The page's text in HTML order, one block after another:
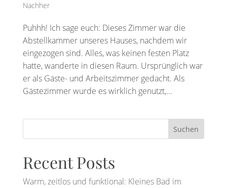
Nachher
Puhhh! Ich sage euch: Dieses Zimmer war die
Abstellkammer unseres Hauses, nachdem wir
eingezogen sind. Alles, was keinen festen Platz
hatte, wanderte in diesen Raum. Ursprünglich war
er als Gäste- und Arbeitszimmer gedacht. Als
Gästezimmer wurde es wirklich genutzt,...
Suchen
Recent Posts
Warm, zeitlos und funktional: Kleines Bad im